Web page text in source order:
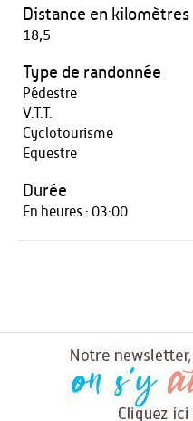
Distance en kilomètres
18,5
Type de randonnée
Pédestre
V.T.T.
Cyclotourisme
Equestre
Durée
En heures : 03:00